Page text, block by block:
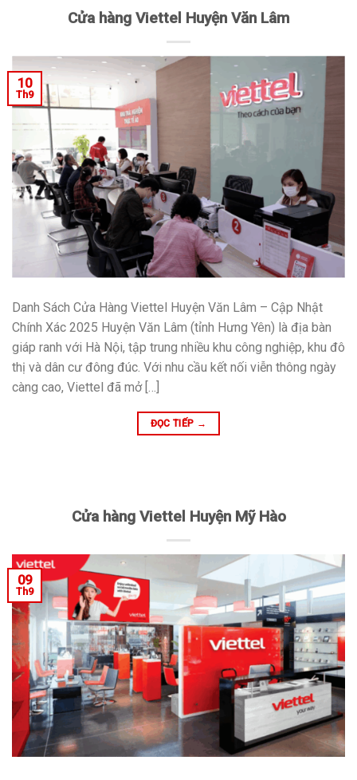
Cửa hàng Viettel Huyện Văn Lâm
10
Th9
Danh Sách Cửa Hàng Viettel Huyện Văn Lâm – Cập Nhật
Chính Xác 2025 Huyện Văn Lâm (tỉnh Hưng Yên) là địa bàn
giáp ranh với Hà Nội, tập trung nhiều khu công nghiệp, khu đô
thị và dân cư đông đúc. Với nhu cầu kết nối viễn thông ngày
càng cao, Viettel đã mở […]
ĐỌC TIẾP →
Cửa hàng Viettel Huyện Mỹ Hào
09
Th9